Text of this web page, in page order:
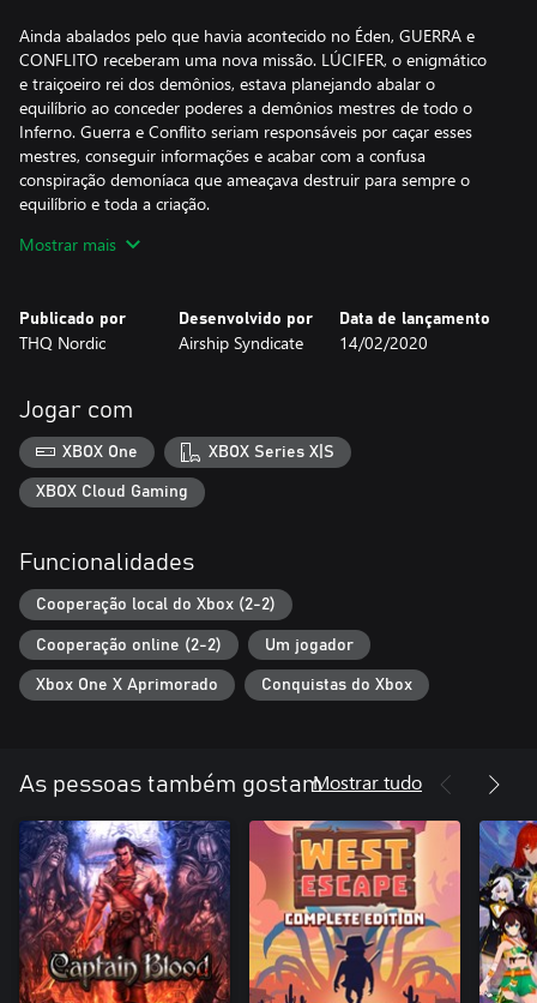
Ainda abalados pelo que havia acontecido no Éden, GUERRA e
CONFLITO receberam uma nova missão. LÚCIFER, o enigmático
e traiçoeiro rei dos demônios, estava planejando abalar o
equilíbrio ao conceder poderes a demônios mestres de todo o
Inferno. Guerra e Conflito seriam responsáveis por caçar esses
mestres, conseguir informações e acabar com a confusa
conspiração demoníaca que ameaçava destruir para sempre o
equilíbrio e toda a criação.
Mostrar mais
Publicado por
THQ Nordic
Desenvolvido por
Airship Syndicate
Data de lançamento
14/02/2020
Jogar com
XBOX One XBOX Series X|S
XBOX Cloud Gaming
Funcionalidades
Cooperação local do Xbox (2-2)
Cooperação online (2-2) Um jogador
Xbox One X Aprimorado Conquistas do Xbox
As pessoas também gostamMostrar tudo